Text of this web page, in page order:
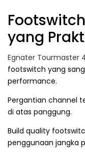
yang
Egnater Tourmaster
footswitch yang
performance.
Pergantian channel
di atas panggung.
Build quality
penggunaan jangka